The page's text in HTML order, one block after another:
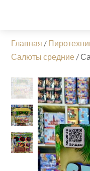
Главная /
Салюты средние /